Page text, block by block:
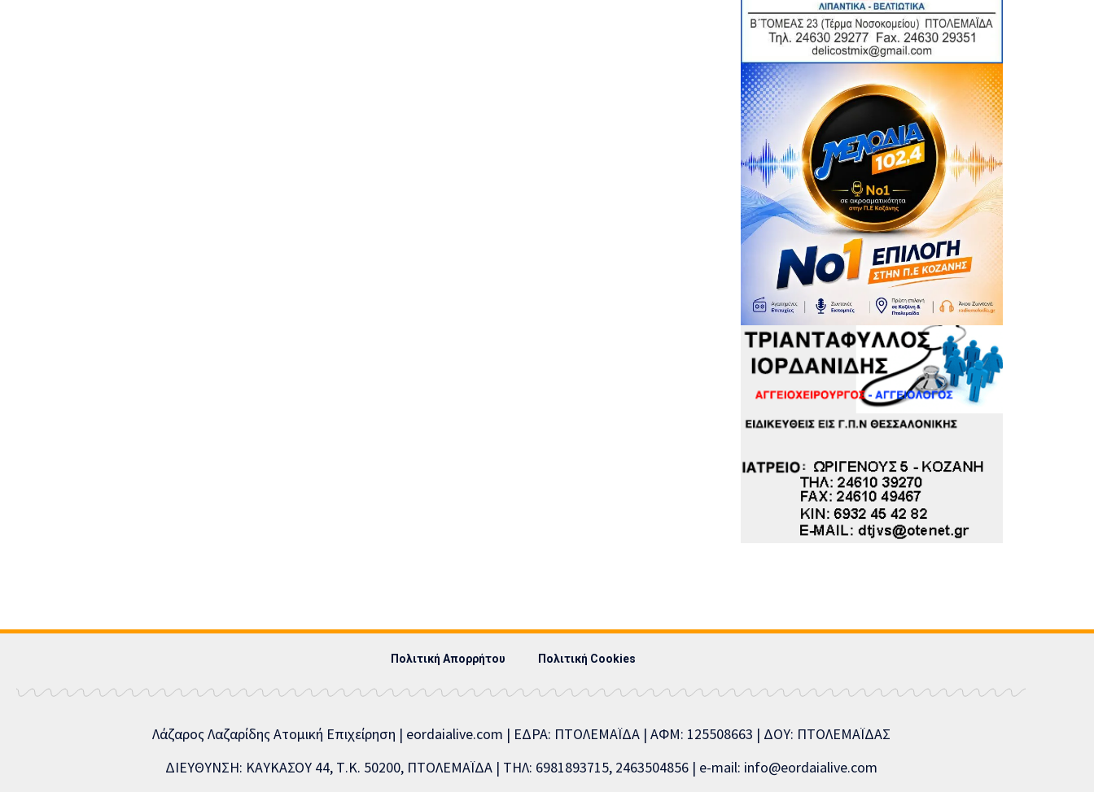
Πολιτική Απορρήτου Πολιτική Cookies
Λάζαρος Λαζαρίδης Ατομική Επιχείρηση | eordaialive.com | ΕΔΡΑ: ΠΤΟΛΕΜΑΪΔΑ | ΑΦΜ: 125508663 | ΔΟΥ: ΠΤΟΛΕΜΑΪΔΑΣ
ΔΙΕΥΘΥΝΣΗ: ΚΑΥΚΑΣΟΥ 44, Τ.Κ. 50200, ΠΤΟΛΕΜΑΪΔΑ | ΤΗΛ: 6981893715, 2463504856 | e-mail: info@eordaialive.com